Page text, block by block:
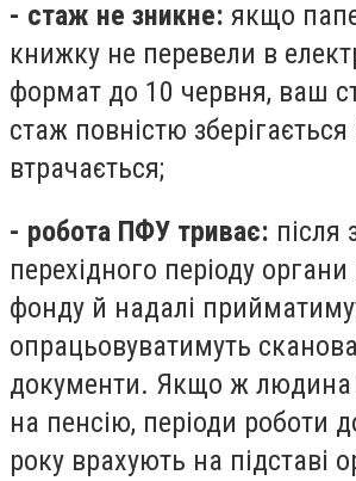
- стаж не зникне: якщо
книжку не перевели в
формат до 10 червня, ваш
стаж повністю зберігається
втрачається;
- робота ПФУ триває: після
перехідного періоду
фонду й надалі
опрацьовуватимуть
документи. Якщо ж людина
на пенсію, періоди роботи
року врахують на підставі